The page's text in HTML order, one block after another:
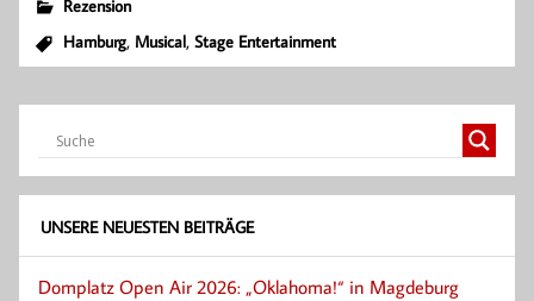
o
o
A
p
e
r
n
Rezension
Hamburg, Musical,Stage Entertainment
UNSERE NEUESTEN BEITRÄGE
Domplatz Open Air 2026: „Oklahoma!“ in Magdeburg